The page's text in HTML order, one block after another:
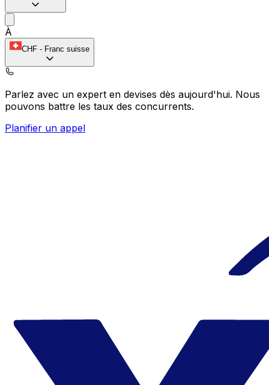
À
CHF - Franc suisse
Parlez avec un expert en devises dès aujourd'hui. Nous
pouvons battre les taux des concurrents.
Planifier un appel